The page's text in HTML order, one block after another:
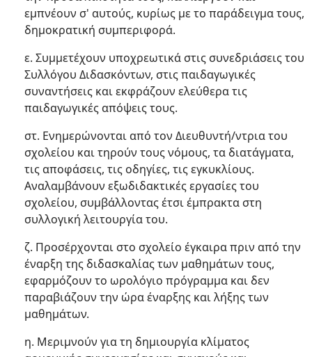
εμπνέουν σ' αυτούς, κυρίως με το παράδειγμα τους,
δημοκρατική συμπεριφορά.
ε. Συμμετέχουν υποχρεωτικά στις συνεδριάσεις του
Συλλόγου Διδασκόντων, στις παιδαγωγικές
συναντήσεις και εκφράζουν ελεύθερα τις
παιδαγωγικές απόψεις τους.
στ. Ενημερώνονται από τον Διευθυντή/ντρια του
σχολείου και τηρούν τους νόμους, τα διατάγματα,
τις αποφάσεις, τις οδηγίες, τις εγκυκλίους.
Αναλαμβάνουν εξωδιδακτικές εργασίες του
σχολείου, συμβάλλοντας έτσι έμπρακτα στη
συλλογική λειτουργία του.
ζ. Προσέρχονται στο σχολείο έγκαιρα πριν από την
έναρξη της διδασκαλίας των μαθημάτων τους,
εφαρμόζουν το ωρολόγιο πρόγραμμα και δεν
παραβιάζουν την ώρα έναρξης και λήξης των
μαθημάτων.
η. Μεριμνούν για τη δημιουργία κλίματος